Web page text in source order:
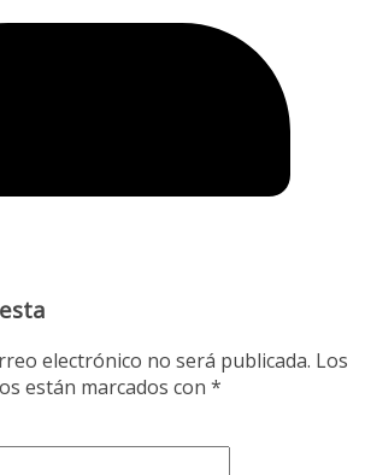
electrónico no será publicada. Los
están marcados con *